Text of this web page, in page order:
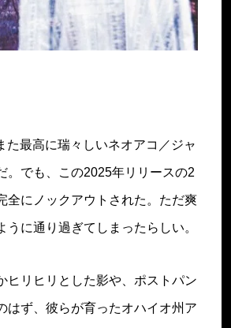
た最高に瑞々しいネオアコ／ジャ
。でも、この2025年リリースの2
全にノックアウトされた。ただ爽
に通り過ぎてしまったらしい。
ヒリヒリとした影や、ポストパン
はず、彼らが育ったオハイオ州ア